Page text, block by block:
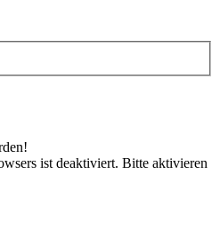
ist deaktiviert. Bitte aktivieren